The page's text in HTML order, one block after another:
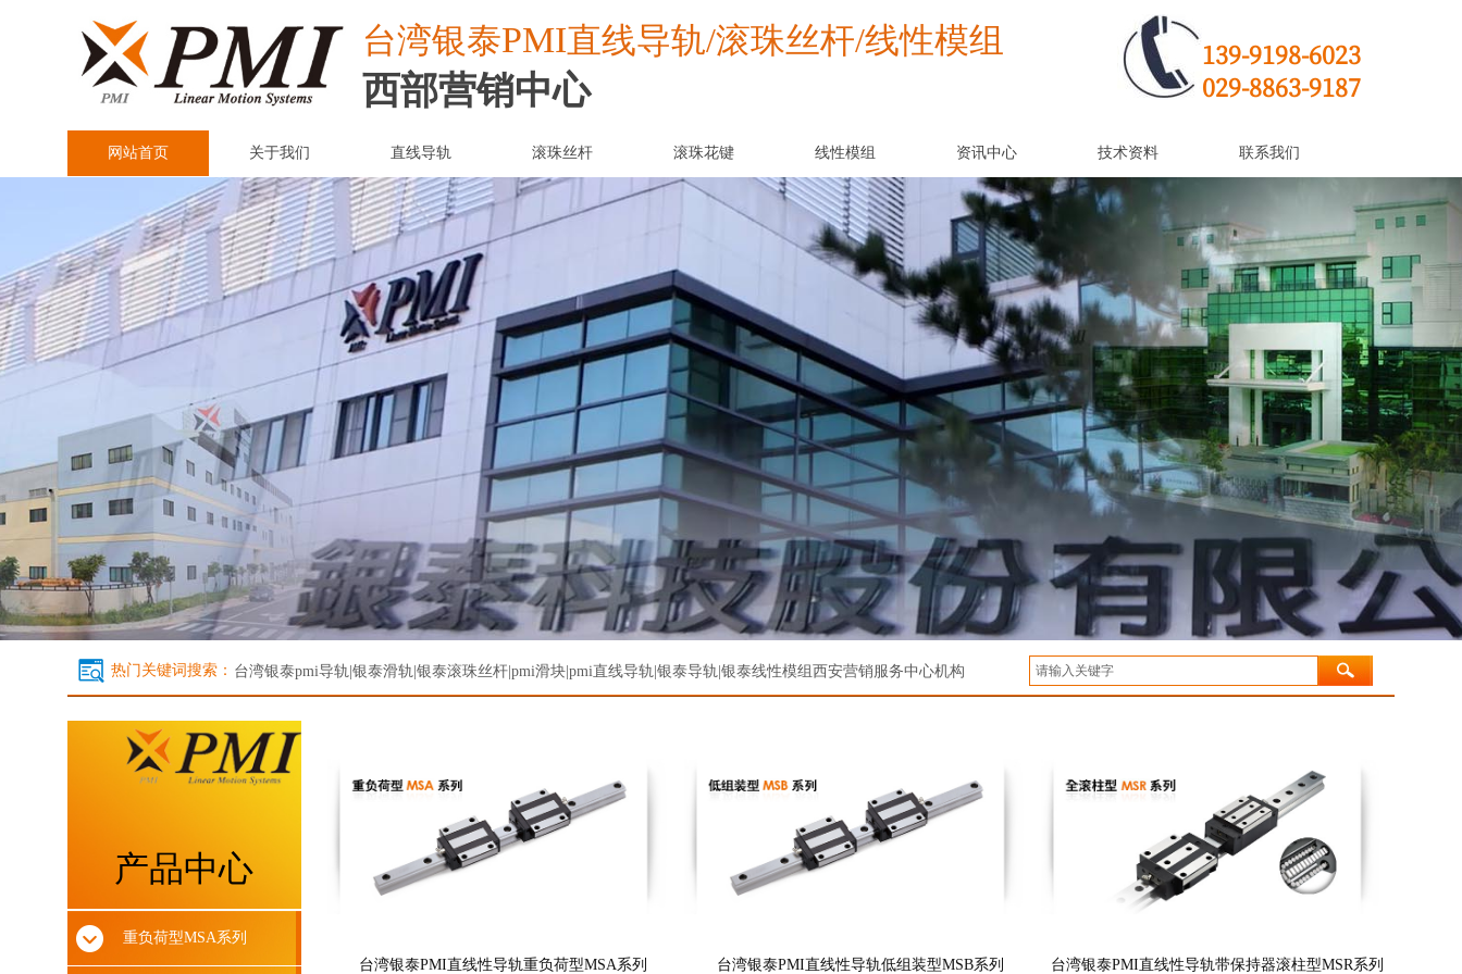
热门关键词搜索： 台湾银泰pmi导轨|银泰滑轨|银泰滚珠丝杆|pmi滑块|pmi直线导轨| 银泰导轨 银泰线性模组 西安营销服务中心机构
台湾银泰PMI直线性导轨重负荷型MSA系列 台湾银泰PMI直线性导轨低组装型MSB系列 台湾银泰PMI直线性导轨带保持器滚柱型MSR系列
产品中心
重负荷型MSA系列
台湾银泰PMI直线导轨/滚珠丝杆/线性模组
西部营销中心
139-9198-6023
029-8863-9187
网站首页 关于我们 直线导轨 滚珠丝杆 滚珠花键 线性模组 资讯中心 技术资料 联系我们